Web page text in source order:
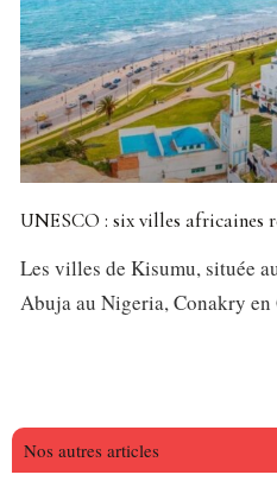
UNESCO : six villes africaines
Les villes de Kisumu, située
Abuja au Nigeria, Conakry
Nos autres articles